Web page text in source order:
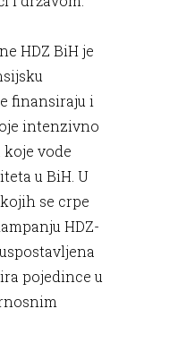
HDZ BiH je
finansiraju i
intenzivno
vode
u BiH. U
se crpe
HDZ-
pojedince u